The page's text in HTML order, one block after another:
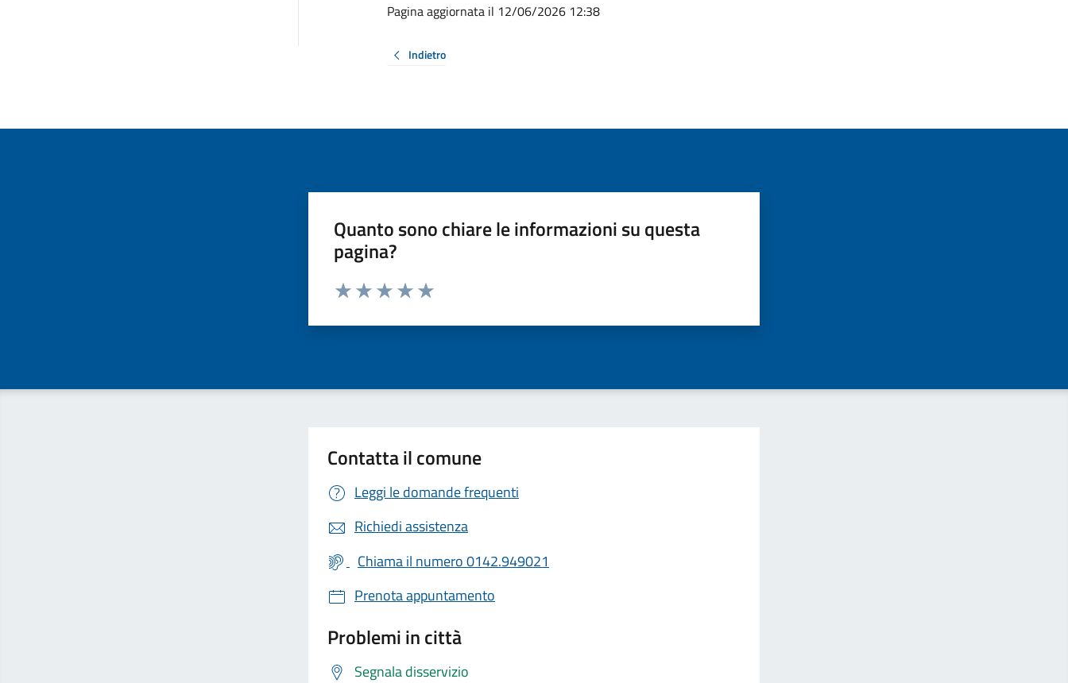
Pagina aggiornata il 12/06/2026 12:38
Indietro
Quanto sono chiare le informazioni su questa
pagina?
Valuta da 1 a 5 stelle la pagina
Contatta il comune
Leggi le domande frequenti
Richiedi assistenza
Chiama il numero 0142.949021
Prenota appuntamento
Problemi in città
Segnala disservizio